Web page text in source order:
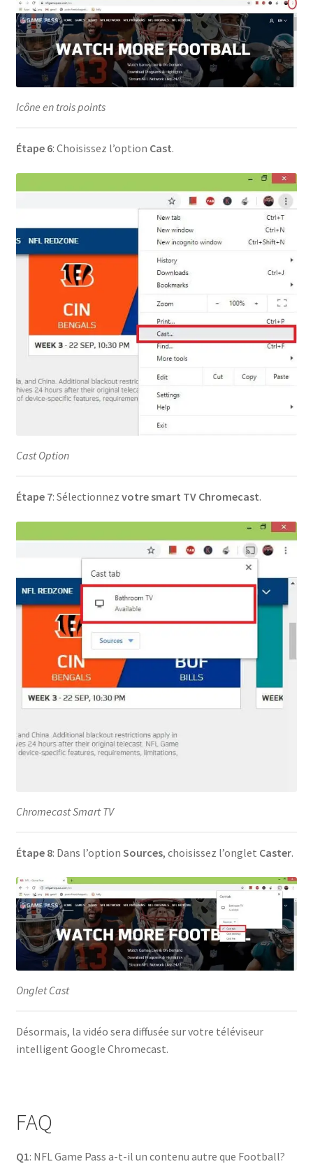
Icône en trois points
Étape 6: Choisissez l’option Cast.
Cast Option
Étape 7: Sélectionnez votre smart TV Chromecast.
Chromecast Smart TV
Étape 8: Dans l’option Sources, choisissez l’onglet Caster.
Onglet Cast
Désormais, la vidéo sera diffusée sur votre téléviseur
intelligent Google Chromecast.
FAQ
Q1: NFL Game Pass a-t-il un contenu autre que Football?